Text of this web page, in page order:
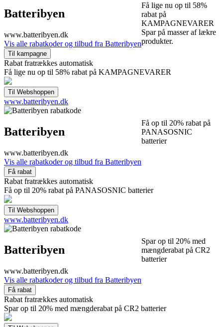
Batteribyen
www.batteribyen.dk
Vis alle rabatkoder og tilbud fra Batteribyen
Få lige nu op til 58%
rabat på
KAMPAGNEVARER
Spar på masser af lækre
produkter.
Rabat fratrækkes automatisk
Få lige nu op til 58% rabat på KAMPAGNEVARER
www.batteribyen.dk
Batteribyen
www.batteribyen.dk
Vis alle rabatkoder og tilbud fra Batteribyen
Få op til 20% rabat på
PANASOSNIC
batterier
Rabat fratrækkes automatisk
Få op til 20% rabat på PANASOSNIC batterier
www.batteribyen.dk
Batteribyen
www.batteribyen.dk
Vis alle rabatkoder og tilbud fra Batteribyen
Spar op til 20% med
mængderabat på CR2
batterier
Rabat fratrækkes automatisk
Spar op til 20% med mængderabat på CR2 batterier